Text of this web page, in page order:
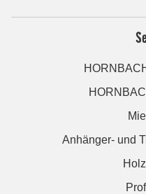
Anhänger- und